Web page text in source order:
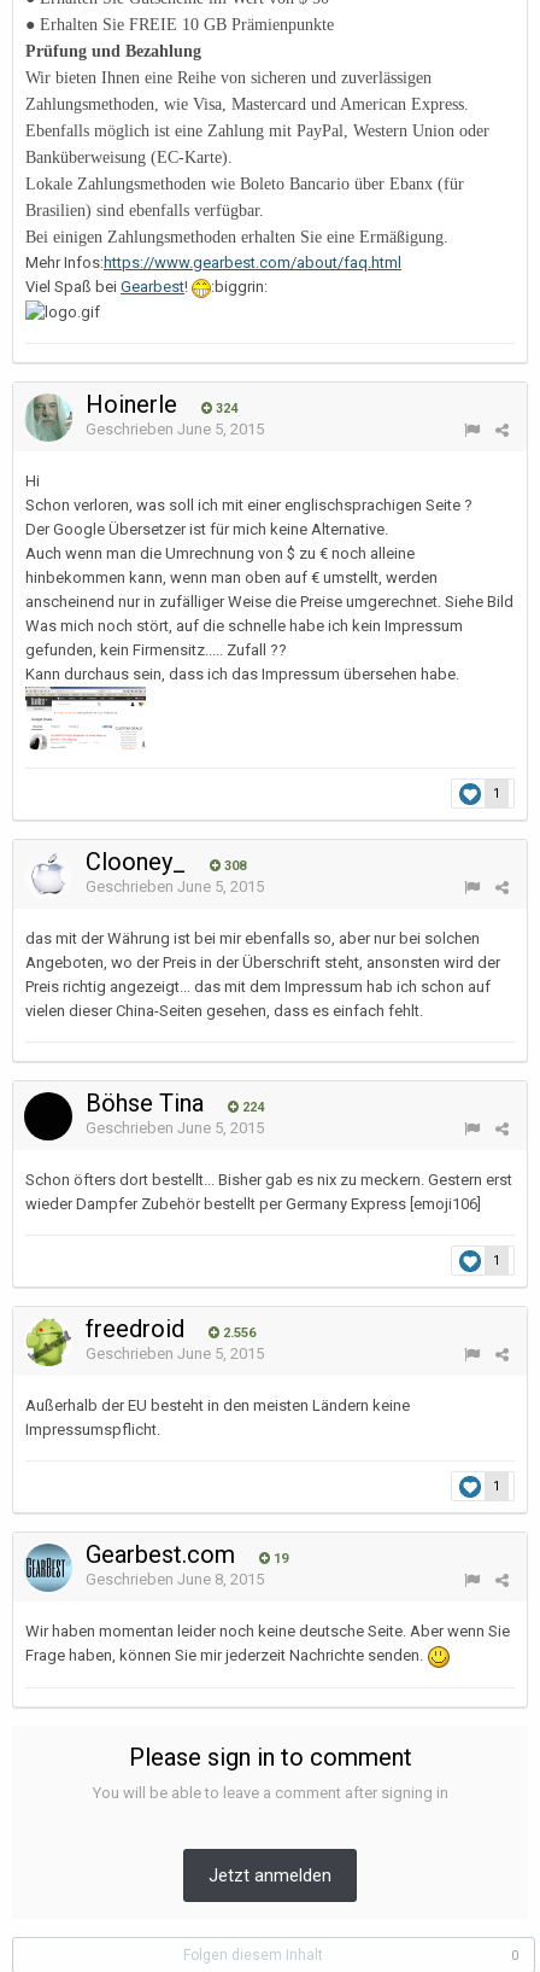
● Erhalten Sie FREIE 10 GB Prämienpunkte
Prüfung und Bezahlung
Wir bieten Ihnen eine Reihe von sicheren und zuverlässigen
Zahlungsmethoden, wie Visa, Mastercard und American Express.
Ebenfalls möglich ist eine Zahlung mit PayPal, Western Union oder
Banküberweisung (EC-Karte).
Lokale Zahlungsmethoden wie Boleto Bancario über Ebanx (für
Brasilien) sind ebenfalls verfügbar.
Bei einigen Zahlungsmethoden erhalten Sie eine Ermäßigung.
Mehr Infos:https://www.gearbest.com/about/faq.html
Viel Spaß bei Gearbest! :biggrin:
Hoinerle 324
Geschrieben June 5, 2015
Hi
Schon verloren, was soll ich mit einer englischsprachigen Seite ?
Der Google Übersetzer ist für mich keine Alternative.
Auch wenn man die Umrechnung von $ zu € noch alleine
hinbekommen kann, wenn man oben auf € umstellt, werden
anscheinend nur in zufälliger Weise die Preise umgerechnet. Siehe Bild
Was mich noch stört, auf die schnelle habe ich kein Impressum
gefunden, kein Firmensitz..... Zufall ??
Kann durchaus sein, dass ich das Impressum übersehen habe.
1
Clooney_ 308
Geschrieben June 5, 2015
das mit der Währung ist bei mir ebenfalls so, aber nur bei solchen
Angeboten, wo der Preis in der Überschrift steht, ansonsten wird der
Preis richtig angezeigt... das mit dem Impressum hab ich schon auf
vielen dieser China-Seiten gesehen, dass es einfach fehlt.
Böhse Tina 224
Geschrieben June 5, 2015
Schon öfters dort bestellt... Bisher gab es nix zu meckern. Gestern erst
wieder Dampfer Zubehör bestellt per Germany Express [emoji106]
1
freedroid 2.556
Geschrieben June 5, 2015
Außerhalb der EU besteht in den meisten Ländern keine
Impressumspflicht.
1
Gearbest.com 19
Geschrieben June 8, 2015
Wir haben momentan leider noch keine deutsche Seite. Aber wenn Sie
Frage haben, können Sie mir jederzeit Nachrichte senden.
Please sign in to comment
You will be able to leave a comment after signing in
Jetzt anmelden
Folgen diesem Inhalt 0